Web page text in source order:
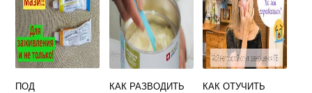
ПОД
КАК РАЗВОДИТЬ
КАК ОТУЧИТЬ